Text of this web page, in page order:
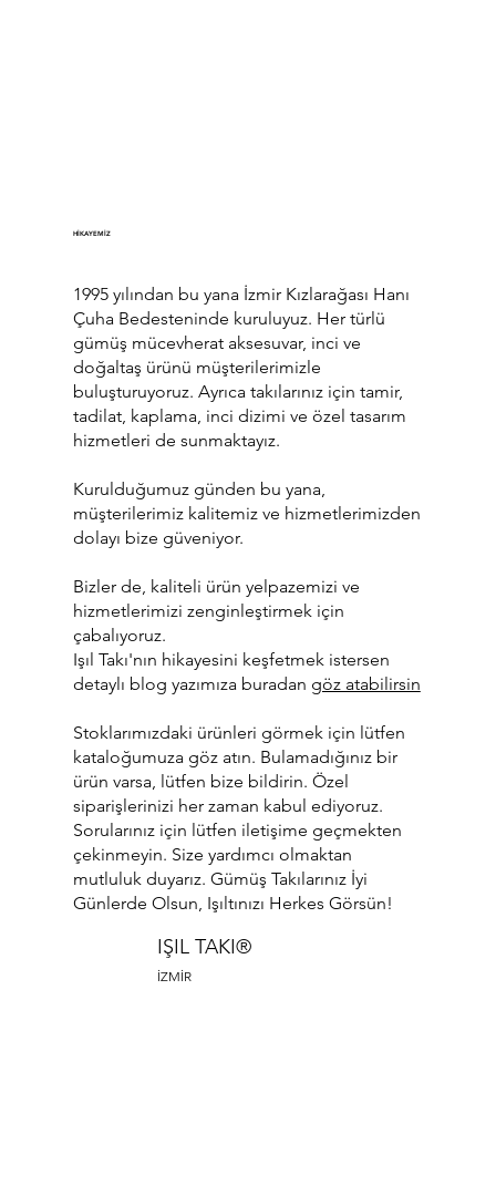
HİKAYEMİZ
1995 yılından bu yana İzmir Kızlarağası Hanı
Çuha Bedesteninde kuruluyuz. Her türlü
gümüş mücevherat aksesuvar, inci ve
doğaltaş ürünü müşterilerimizle
buluşturuyoruz. Ayrıca takılarınız için tamir,
tadilat, kaplama, inci dizimi ve özel tasarım
hizmetleri de sunmaktayız.
Kurulduğumuz günden bu yana,
müşterilerimiz kalitemiz ve hizmetlerimizden
dolayı bize güveniyor.
Bizler de, kaliteli ürün yelpazemizi ve
hizmetlerimizi zenginleştirmek için
çabalıyoruz.
Işıl Takı'nın hikayesini keşfetmek istersen
detaylı blog yazımıza buradan göz atabilirsin
Stoklarımızdaki ürünleri görmek için lütfen
kataloğumuza göz atın. Bulamadığınız bir
ürün varsa, lütfen bize bildirin. Özel
siparişlerinizi her zaman kabul ediyoruz.
Sorularınız için lütfen iletişime geçmekten
çekinmeyin. Size yardımcı olmaktan
mutluluk duyarız. Gümüş Takılarınız İyi
Günlerde Olsun, Işıltınızı Herkes Görsün!
IŞIL TAKI®
İZMİR